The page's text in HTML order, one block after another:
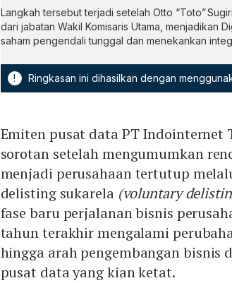
Langkah tersebut terjadi setelah Otto “Toto”
dari jabatan Wakil Komisaris Utama, menjadikan
saham pengendali tunggal dan menekankan
! Ringkasan ini dihasilkan dengan
Emiten pusat data PT Indointernet
sorotan setelah mengumumkan
menjadi perusahaan tertutup
delisting sukarela(voluntary
fase baru perjalanan bisnis
tahun terakhir mengalami
hingga arah pengembangan
pusat data yang kian ketat.